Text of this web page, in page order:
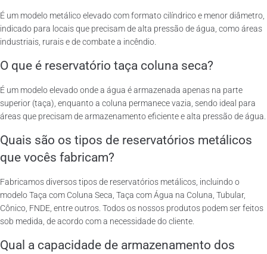
É um modelo metálico elevado com formato cilíndrico e menor diâmetro,
indicado para locais que precisam de alta pressão de água, como áreas
industriais, rurais e de combate a incêndio.
O que é reservatório taça coluna seca?
É um modelo elevado onde a água é armazenada apenas na parte
superior (taça), enquanto a coluna permanece vazia, sendo ideal para
áreas que precisam de armazenamento eficiente e alta pressão de água.
Quais são os tipos de reservatórios metálicos
que vocês fabricam?
Fabricamos diversos tipos de reservatórios metálicos, incluindo o
modelo Taça com Coluna Seca, Taça com Água na Coluna, Tubular,
Cônico, FNDE, entre outros. Todos os nossos produtos podem ser feitos
sob medida, de acordo com a necessidade do cliente.
Qual a capacidade de armazenamento dos